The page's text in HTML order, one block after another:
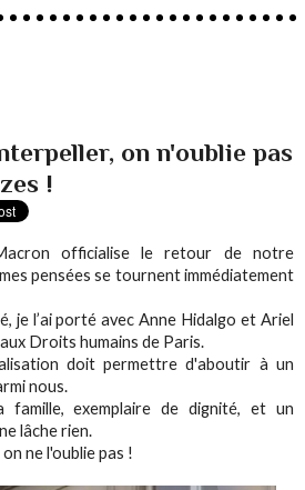
on n'oublie pas
!
officialise le retour de notre
pensées se tournent immédiatement
je l’ai porté avec Anne Hidalgo et Ariel
Droits humains de Paris.
doit permettre d'aboutir à un
nous.
exemplaire de dignité, et un
lâche rien.
ne l'oublie pas !